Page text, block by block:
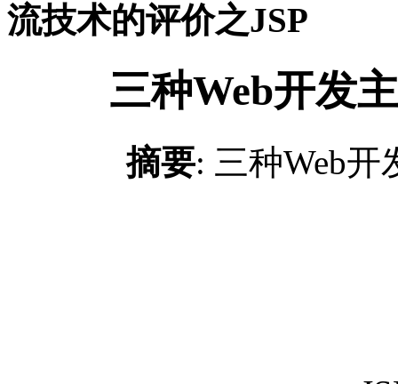
流技术的评价之JSP
三种Web开发
摘要: 三种Web开